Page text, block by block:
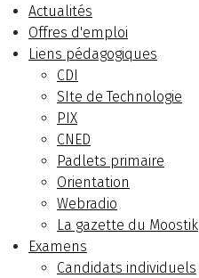
Actualités
Offres d'emploi
Liens pédagogiques
CDI
SIte de Technologie
PIX
CNED
Padlets primaire
Orientation
Webradio
La gazette du Moostik
Examens
Candidats individuels